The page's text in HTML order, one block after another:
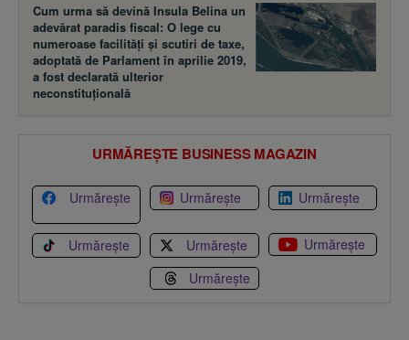
Cum urma să devină Insula Belina un
adevărat paradis fiscal: O lege cu
numeroase facilităţi şi scutiri de taxe,
adoptată de Parlament în aprilie 2019,
a fost declarată ulterior
neconstituţională
URMĂREȘTE BUSINESS MAGAZIN
Urmărește Urmărește Urmărește
Urmărește Urmărește
Urmărește
Urmărește